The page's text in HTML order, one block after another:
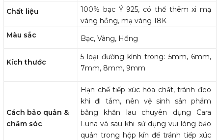
Chất liệu
100% bạc Ý 925, có thể thêm xi mạ
vàng hồng, mạ vàng 18K
Màu sắc
Bạc, Vàng, Hồng
Kích thước
5 loại đường kính trong: 5mm, 6mm,
7mm, 8mm, 9mm
Cách bảo quản &
chăm sóc
Hạn chế tiếp xúc hóa chất, tránh đeo
khi đi tắm, nên vệ sinh sản phẩm
bằng khăn lau chuyên dụng Cara
Luna và sau khi sử dụng vui lòng bảo
quản trong hộp kín để tránh tiếp xúc